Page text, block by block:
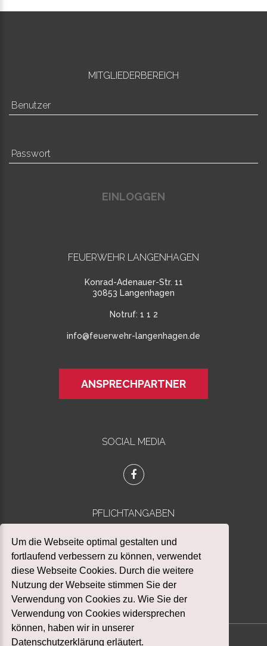
Um die Webseite optimal gestalten und
fortlaufend verbessern zu können, verwendet
diese Webseite Cookies. Durch die weitere
Nutzung der Webseite stimmen Sie der
Verwendung von Cookies zu. Wie Sie der
Verwendung von Cookies widersprechen
können, haben wir in unserer
Datenschutzerklärung erläutert.
MITGLIEDERBEREICH
EINLOGGEN
FEUERWEHR LANGENHAGEN
Konrad-Adenauer-Str. 11
30853 Langenhagen
Notruf: 1 1 2
info@feuerwehr-langenhagen.de
ANSPRECHPARTNER
SOCIAL MEDIA
PFLICHTANGABEN
Datenschutz
Impressum